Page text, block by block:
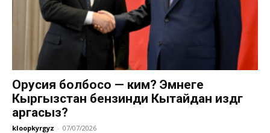
Орусия болбосо — ким? Эмнеге
Кыргызстан бензинди Кытайдан издөөгө
аргасыз?
kloopkyrgyz - 07/07/2026